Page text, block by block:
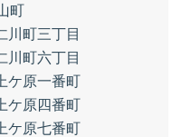
町
川町三丁目
川町六丁目
上ケ原一番町
上ケ原四番町
上ケ原七番町